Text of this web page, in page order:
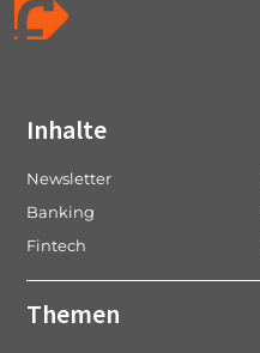
Inhalte
Newsletter
Banking
Fintech
Themen